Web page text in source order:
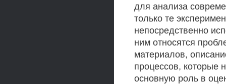
для анализа
только те
непосредственно
ним относятся
материалов,
процессов, которые
основную роль в